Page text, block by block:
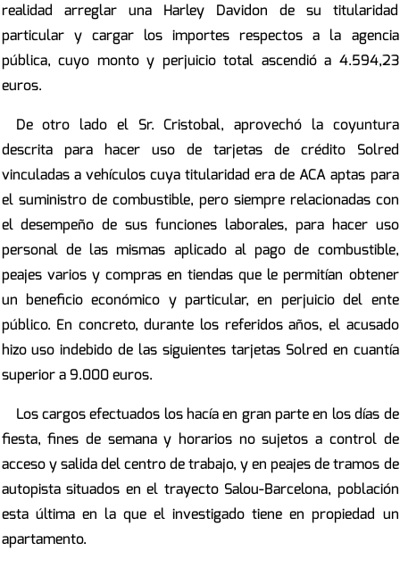
realidad arreglar una Harley Davidon de su titularidad
particular y cargar los importes respectos a la agencia
pública, cuyo monto y perjuicio total ascendió a 4.594,23
euros.
De otro lado el Sr. Cristobal, aprovechó la coyuntura
descrita para hacer uso de tarjetas de crédito Solred
vinculadas a vehículos cuya titularidad era de ACA aptas para
el suministro de combustible, pero siempre relacionadas con
el desempeño de sus funciones laborales, para hacer uso
personal de las mismas aplicado al pago de combustible,
peajes varios y compras en tiendas que le permitían obtener
un beneficio económico y particular, en perjuicio del ente
público. En concreto, durante los referidos años, el acusado
hizo uso indebido de las siguientes tarjetas Solred en cuantía
superior a 9.000 euros.
Los cargos efectuados los hacía en gran parte en los días de
fiesta, fines de semana y horarios no sujetos a control de
acceso y salida del centro de trabajo, y en peajes de tramos de
autopista situados en el trayecto Salou-Barcelona, población
esta última en la que el investigado tiene en propiedad un
apartamento.